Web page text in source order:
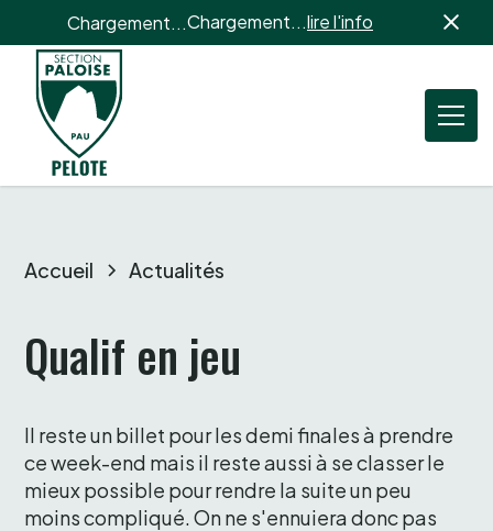
Chargement...Chargement...lire l'info
Accueil Actualités
Qualif en jeu
Il reste un billet pour les demi finales à prendre
ce week-end mais il reste aussi à se classer le
mieux possible pour rendre la suite un peu
moins compliqué. On ne s'ennuiera donc pas